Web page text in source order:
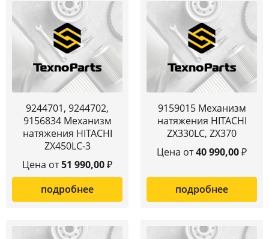
9244701, 9244702,
9156834 Механизм
натяжения HITACHI
ZX450LC-3
Цена от51 990,00₽
подробнее
9159015 Механизм
натяжения HITACHI
ZX330LC, ZX370
Цена от40 990,00₽
подробнее